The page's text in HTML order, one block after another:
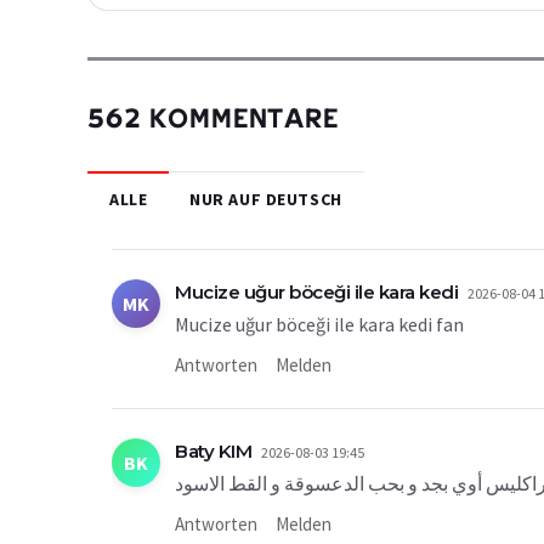
562 KOMMENTARE
ALLE NUR AUF DEUTSCH
MK Mucize uğur böceği ile kara kedi 2026-08-04
Mucize uğur böceği ile kara kedi fan
Antworten Melden
BK Baty KIM 2026-08-03 19:45
Antworten Melden